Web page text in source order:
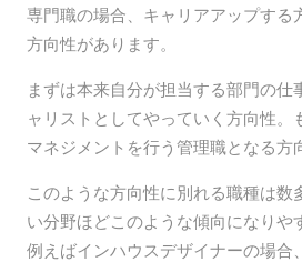
専門職の場合、キャリアアップする
方向性があります。
まずは本来自分が担当する部門の仕
ャリストとしてやっていく方向性。
マネジメントを行う管理職となる方
このような方向性に別れる職種は数
い分野ほどこのような傾向になりや
例えばインハウスデザイナーの場合